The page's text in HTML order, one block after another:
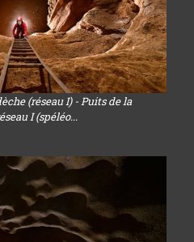
(réseau I) - Puits de la
I (spéléo...